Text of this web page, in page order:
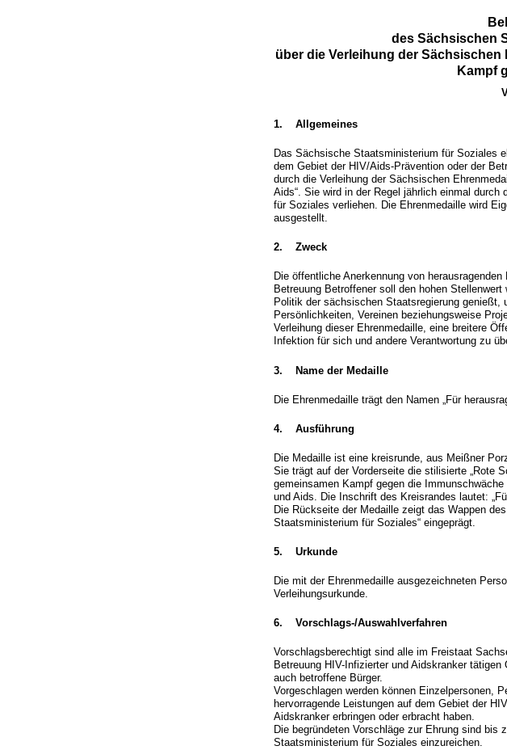
des Sächsischen
über die Verleihung der
Kampf
1. Allgemeines
Das Sächsische Staatsministerium für Soziales
dem Gebiet der HIV/Aids-Prävention oder der
durch die Verleihung der Sächsischen
Aids“. Sie wird in der Regel jährlich einmal
für Soziales verliehen. Die Ehrenmedaille wird
ausgestellt.
2. Zweck
Die öffentliche Anerkennung von
Betreuung Betroffener soll den hohen
Politik der sächsischen Staatsregierung genießt,
Persönlichkeiten, Vereinen beziehungsweise
Verleihung dieser Ehrenmedaille, eine breitere
Infektion für sich und andere Verantwortung zu
3. Name der Medaille
Die Ehrenmedaille trägt den Namen „Für
4. Ausführung
Die Medaille ist eine kreisrunde, aus Meißner
Sie trägt auf der Vorderseite die stilisierte „Rote
gemeinsamen Kampf gegen die
und Aids. Die Inschrift des Kreisrandes lautet:
Die Rückseite der Medaille zeigt das Wappen
Staatsministerium für Soziales“ eingeprägt.
5. Urkunde
Die mit der Ehrenmedaille ausgezeichneten
Verleihungsurkunde.
6. Vorschlags-/Auswahlverfahren
Vorschlagsberechtigt sind alle im Freistaat
Betreuung HIV-Infizierter und Aidskranker
auch betroffene Bürger.
Vorgeschlagen werden können Einzelpersonen,
hervorragende Leistungen auf dem Gebiet der
Aidskranker erbringen oder erbracht haben.
Die begründeten Vorschläge zur Ehrung sind
Staatsministerium für Soziales einzureichen.